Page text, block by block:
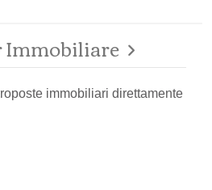
immobiliari direttamente